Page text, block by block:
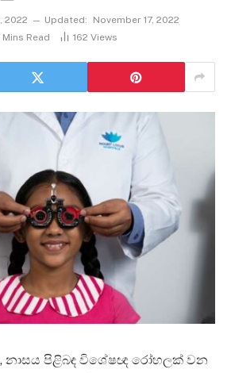
2022 Updated:
November 17, 2022
Mins Read 162 Views
නාසය පිළිබඳ විශේෂඥ රෝහලක් වන